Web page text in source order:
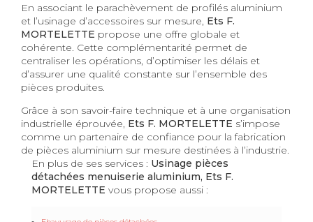
En associant le parachèvement de profilés aluminium
et l’usinage d’accessoires sur mesure, Ets F.
MORTELETTE propose une offre globale et
cohérente. Cette complémentarité permet de
centraliser les opérations, d’optimiser les délais et
d’assurer une qualité constante sur l’ensemble des
pièces produites.
Grâce à son savoir-faire technique et à une organisation
industrielle éprouvée, Ets F. MORTELETTE s’impose
comme un partenaire de confiance pour la fabrication
de pièces aluminium sur mesure destinées à l’industrie.
En plus de ses services : Usinage pièces
détachées menuiserie aluminium, Ets F.
MORTELETTE vous propose aussi :